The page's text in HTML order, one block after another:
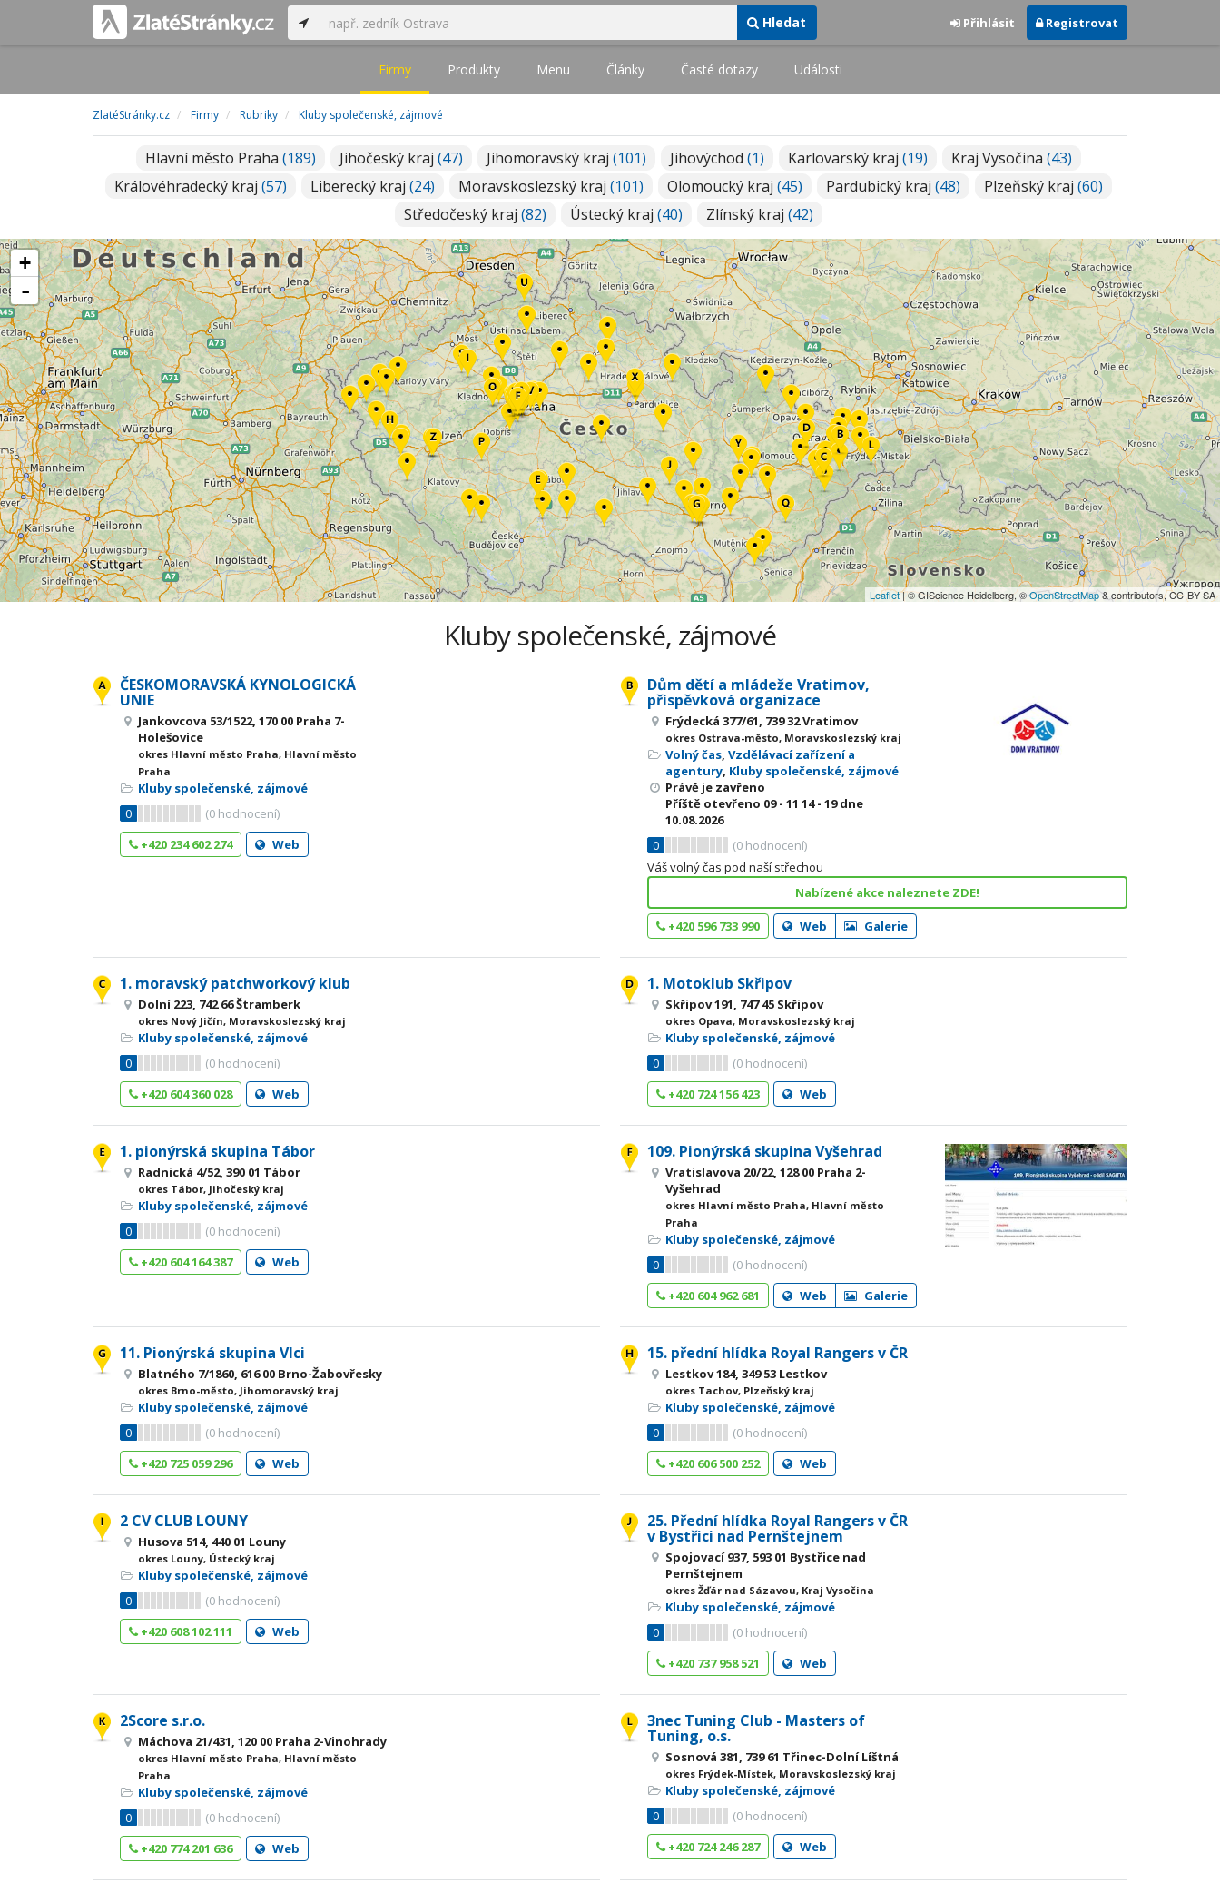
Hledat Přihlásit Registrovat
Firmy Produkty Menu Články Časté dotazy Události
ZlatéStránky.cz Firmy Rubriky Kluby společenské, zájmové
Hlavní město Praha (189) Jihočeský kraj (47) Jihomoravský kraj (101) Jihovýchod (1) Karlovarský kraj (19) Kraj Vysočina (43)
Královéhradecký kraj (57) Liberecký kraj (24) Moravskoslezský kraj (101) Olomoucký kraj (45) Pardubický kraj (48) Plzeňský kraj (60)
Středočeský kraj (82) Ústecký kraj (40) Zlínský kraj (42)
+
-
Leaflet| © GIScience Heidelberg, ©OpenStreetMap& contributors, CC-BY-SA
Kluby společenské, zájmové
ČESKOMORAVSKÁ KYNOLOGICKÁ
UNIE
Jankovcova 53/1522, 170 00 Praha 7-
Holešovice
okres Hlavní město Praha, Hlavní město
Praha
Kluby společenské, zájmové
0
(0 hodnocení)
+420 234 602 274
Web
Dům dětí a mládeže Vratimov,
příspěvková organizace
Frýdecká 377/61, 739 32 Vratimov
okres Ostrava-město, Moravskoslezský kraj
Volný čas,Vzdělávací zařízení a
agentury, Kluby společenské, zájmové
Právě je zavřeno
Příště otevřeno 09 - 11 14 - 19dne
10.08.2026
0
(0 hodnocení)
Váš volný čas pod naší střechou
Nabízené akce naleznete ZDE!
+420 596 733 990 Web Galerie
1. moravský patchworkový klub
Dolní 223, 742 66 Štramberk
okres Nový Jičín, Moravskoslezský kraj
Kluby společenské, zájmové
0
(0 hodnocení)
+420 604 360 028
Web
1. Motoklub Skřipov
Skřipov 191, 747 45 Skřipov
okres Opava, Moravskoslezský kraj
Kluby společenské, zájmové
0
(0 hodnocení)
+420 724 156 423
Web
1. pionýrská skupina Tábor
Radnická 4/52, 390 01 Tábor
okres Tábor, Jihočeský kraj
Kluby společenské, zájmové
0
(0 hodnocení)
+420 604 164 387
Web
109. Pionýrská skupina Vyšehrad
Vratislavova 20/22, 128 00 Praha 2-
Vyšehrad
okres Hlavní město Praha, Hlavní město
Praha
Kluby společenské, zájmové
0
(0 hodnocení)
+420 604 962 681
Web Galerie
11. Pionýrská skupina Vlci
Blatného 7/1860, 616 00 Brno-Žabovřesky
okres Brno-město, Jihomoravský kraj
Kluby společenské, zájmové
0
(0 hodnocení)
+420 725 059 296
Web
15. přední hlídka Royal Rangers v ČR
Lestkov 184, 349 53 Lestkov
okres Tachov, Plzeňský kraj
Kluby společenské, zájmové
0
(0 hodnocení)
+420 606 500 252
Web
2 CV CLUB LOUNY
Husova 514, 440 01 Louny
okres Louny, Ústecký kraj
Kluby společenské, zájmové
0
(0 hodnocení)
+420 608 102 111
Web
25. Přední hlídka Royal Rangers v ČR
v Bystřici nad Pernštejnem
Spojovací 937, 593 01 Bystřice nad
Pernštejnem
okres Žďár nad Sázavou, Kraj Vysočina
Kluby společenské, zájmové
0
(0 hodnocení)
+420 737 958 521
Web
2Score s.r.o.
Máchova 21/431, 120 00 Praha 2-Vinohrady
okres Hlavní město Praha, Hlavní město
Praha
Kluby společenské, zájmové
0
(0 hodnocení)
+420 774 201 636
Web
3nec Tuning Club - Masters of
Tuning, o.s.
Sosnová 381, 739 61 Třinec-Dolní Líštná
okres Frýdek-Místek, Moravskoslezský kraj
Kluby společenské, zájmové
0
(0 hodnocení)
+420 724 246 287
Web